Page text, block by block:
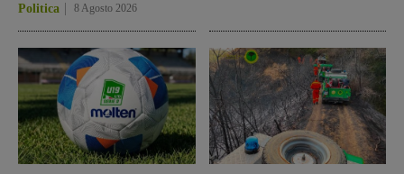
Politica 8 Agosto 2026